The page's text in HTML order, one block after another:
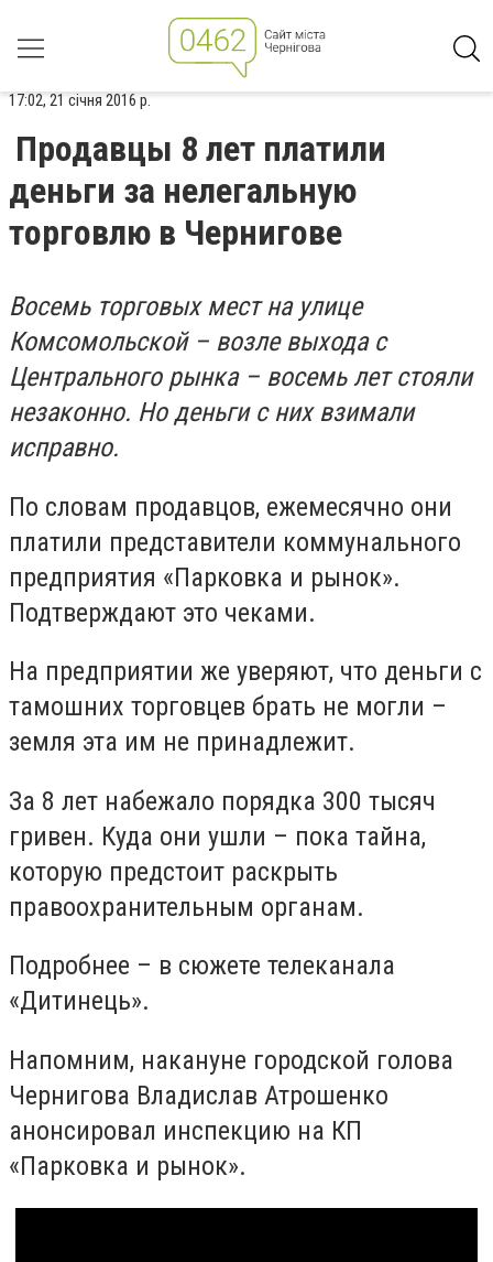
17:02, 21 січня 2016 р.
Продавцы 8 лет платили
деньги за нелегальную
торговлю в Чернигове
Восемь торговых мест на улице
Комсомольской – возле выхода с
Центрального рынка – восемь лет стояли
незаконно. Но деньги с них взимали
исправно.
По словам продавцов, ежемесячно они
платили представители коммунального
предприятия «Парковка и рынок».
Подтверждают это чеками.
На предприятии же уверяют, что деньги с
тамошних торговцев брать не могли –
земля эта им не принадлежит.
За 8 лет набежало порядка 300 тысяч
гривен. Куда они ушли – пока тайна,
которую предстоит раскрыть
правоохранительным органам.
Подробнее – в сюжете телеканала
«Дитинець».
Напомним, накануне городской голова
Чернигова Владислав Атрошенко
анонсировал инспекцию на КП
«Парковка и рынок».